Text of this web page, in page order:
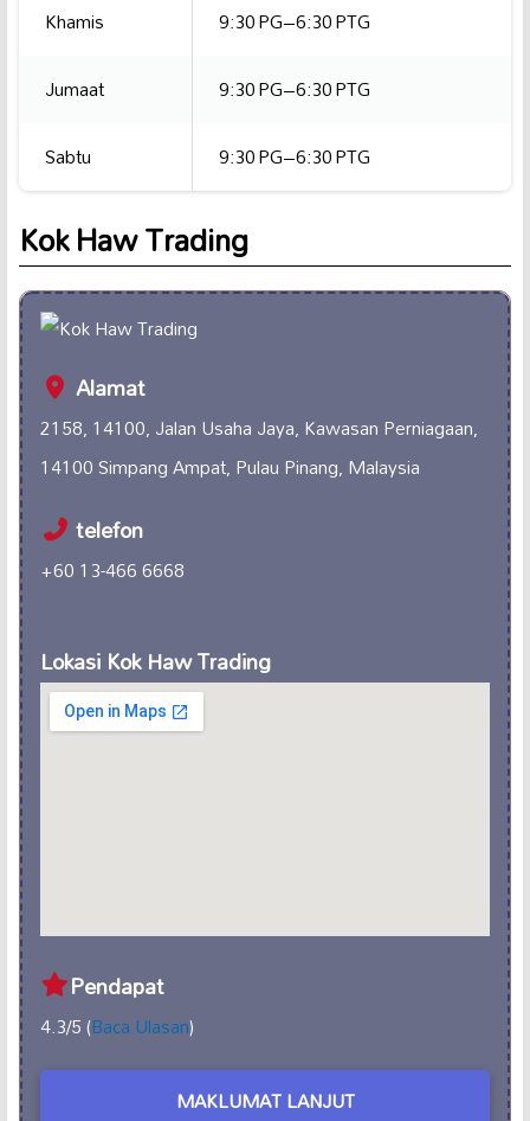
Khamis
9:30 PG–6:30 PTG
Jumaat
9:30 PG–6:30 PTG
Sabtu
9:30 PG–6:30 PTG
Kok Haw Trading
Alamat
2158, 14100, Jalan Usaha Jaya, Kawasan Perniagaan,
14100 Simpang Ampat, Pulau Pinang, Malaysia
telefon
+60 13-466 6668
Lokasi Kok Haw Trading
Pendapat
4.3/5 (Baca Ulasan)
MAKLUMAT LANJUT